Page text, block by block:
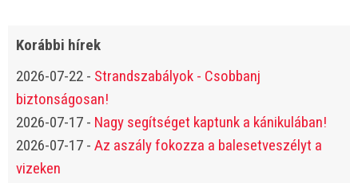
Korábbi hírek
2026-07-22 - Strandszabályok - Csobbanj
biztonságosan!
2026-07-17 - Nagy segítséget kaptunk a kánikulában!
2026-07-17 - Az aszály fokozza a balesetveszélyt a
vizeken